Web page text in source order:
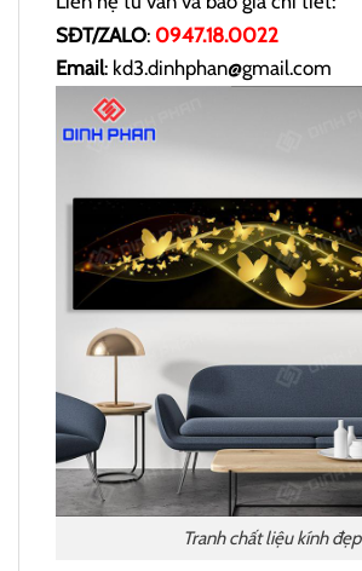
SĐT/ZALO: 0947.18.0022
Email: kd3.dinhphan@gmail.com
Tranh chất liệu kính đẹp